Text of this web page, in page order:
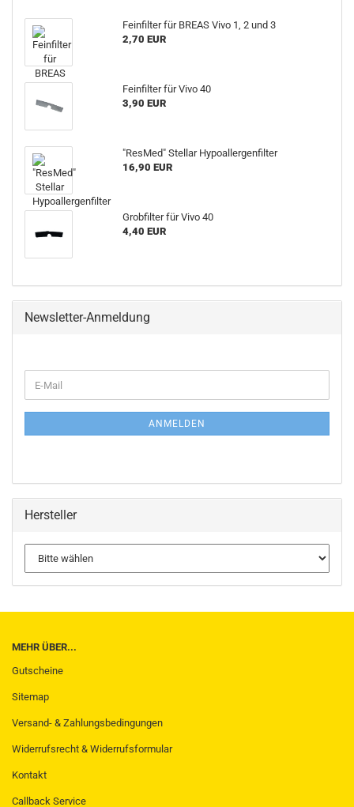
Feinfilter für BREAS Vivo 1, 2 und 3
2,70 EUR
Feinfilter für Vivo 40
3,90 EUR
"ResMed" Stellar Hypoallergenfilter
16,90 EUR
Grobfilter für Vivo 40
4,40 EUR
Newsletter-Anmeldung
ZUR
E-
Mail
ANMELDEN
Hersteller
MEHR ÜBER...
Gutscheine
Sitemap
Versand- & Zahlungsbedingungen
Widerrufsrecht & Widerrufsformular
Kontakt
Callback Service